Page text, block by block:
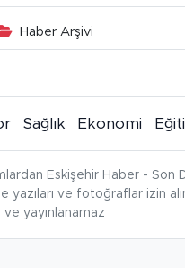
Haber Arşivi
Sağlık Ekonomi
Eskişehir Haber -
ve fotoğraflar izin
yayınlanamaz